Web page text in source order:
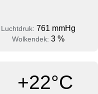
Luchtdruk: 761 mmHg
Wolkendek: 3 %
+22°C